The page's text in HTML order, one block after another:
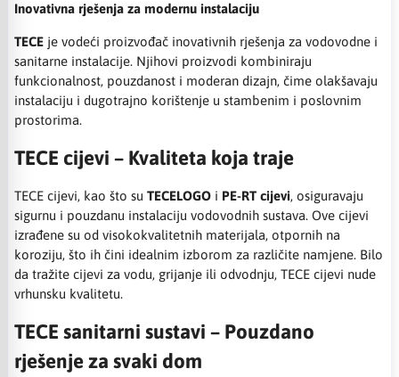
Inovativna rješenja za modernu instalaciju
TECE je vodeći proizvođač inovativnih rješenja za vodovodne i
sanitarne instalacije. Njihovi proizvodi kombiniraju
funkcionalnost, pouzdanost i moderan dizajn, čime olakšavaju
instalaciju i dugotrajno korištenje u stambenim i poslovnim
prostorima.
TECE cijevi – Kvaliteta koja traje
TECE cijevi, kao što su TECELOGO i PE-RT cijevi, osiguravaju
sigurnu i pouzdanu instalaciju vodovodnih sustava. Ove cijevi
izrađene su od visokokvalitetnih materijala, otpornih na
koroziju, što ih čini idealnim izborom za različite namjene. Bilo
da tražite cijevi za vodu, grijanje ili odvodnju, TECE cijevi nude
vrhunsku kvalitetu.
TECE sanitarni sustavi – Pouzdano
rješenje za svaki dom